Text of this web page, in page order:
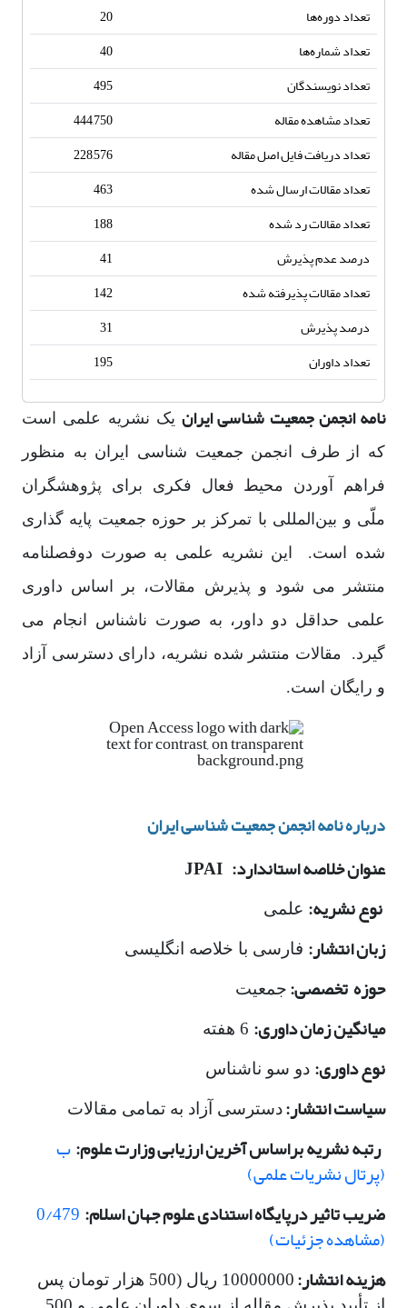
تعداد دوره‌ها
20
تعداد شماره‌ها
40
تعداد نویسندگان
495
تعداد مشاهده مقاله
444,750
تعداد دریافت فایل اصل مقاله
228,576
تعداد مقالات ارسال شده
463
تعداد مقالات رد شده
188
درصد عدم پذیرش
41
تعداد مقالات پذیرفته شده
142
درصد پذیرش
31
تعداد داوران
195
نامه انجمن جمعیت شناسی ایران یک نشریه علمی است
که از طرف انجمن جمعیت شناسی ایران به منظور
فراهم آوردن محیط فعال فکری برای پژوهشگران
ملّی و بین‌المللی با تمرکز بر حوزه جمعیت پایه گذاری
شده است. این نشریه علمی به صورت دوفصلنامه
منتشر می شود و پذیرش مقالات، بر اساس داوری
علمی حداقل دو داور، به صورت ناشناس انجام می
گیرد. مقالات منتشر شده نشریه، دارای دسترسی آزاد
و رایگان است.
درباره نامه انجمن جمعیت شناسی ایران
عنوان خلاصه استاندارد: JPAI
نوع نشریه: علمی
زبان انتشار: فارسی با خلاصه انگلیسی
حوزهتخصصی: جمعیت
میانگین زمان داوری:
نوع داوری: دو سو ناشناس
سیاست انتشار:دسترسی آزاد به تمامی مقالات
رتبه نشریه براساس آخرین ارزیابی وزارت علوم:ب
(پرتال نشریات علمی)
ضریب تاثیر درپایگاه استنادی علوم جهان اسلام:0/479
(مشاهده جزئیات)
هزینه انتشار:
10000000 ریال (500 هزار تومان پس